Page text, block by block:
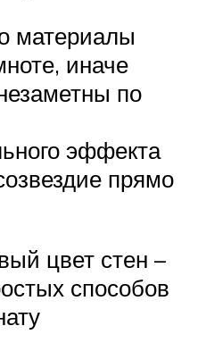
материалы
иначе
по
эффекта
прямо
цвет стен –
способов